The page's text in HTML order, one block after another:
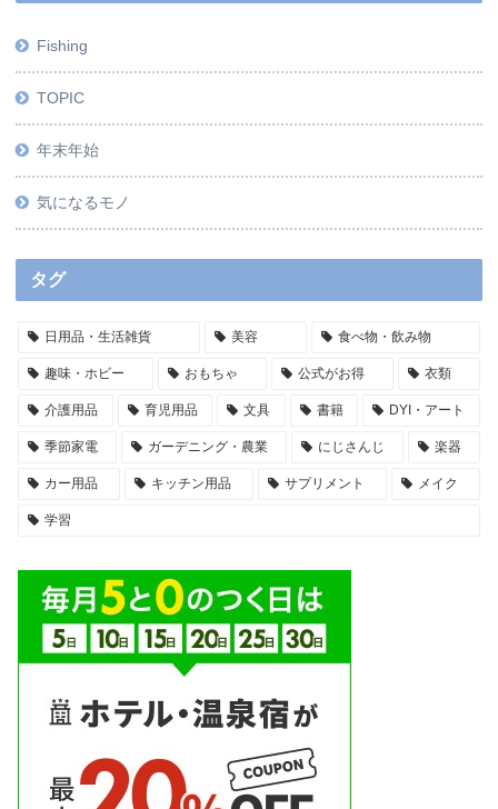
Fishing
TOPIC
年末年始
気になるモノ
タグ
日用品・生活雑貨 美容 食べ物・飲み物
趣味・ホビー おもちゃ 公式がお得 衣類
介護用品 育児用品 文具 書籍 DYI・アート
季節家電 ガーデニング・農業 にじさんじ 楽器
カー用品 キッチン用品 サプリメント メイク
学習